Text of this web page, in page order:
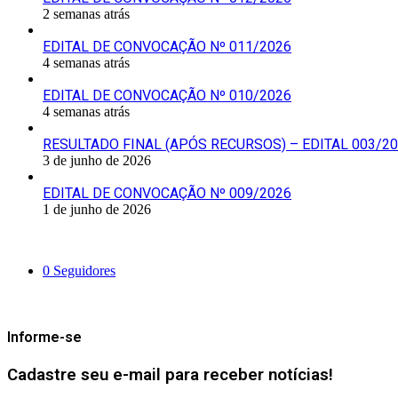
2 semanas atrás
EDITAL DE CONVOCAÇÃO Nº 011/2026
4 semanas atrás
EDITAL DE CONVOCAÇÃO Nº 010/2026
4 semanas atrás
RESULTADO FINAL (APÓS RECURSOS) – EDITAL 003/
3 de junho de 2026
EDITAL DE CONVOCAÇÃO Nº 009/2026
1 de junho de 2026
0 Seguidores
Informe-se
Cadastre seu e-mail para receber notícias!